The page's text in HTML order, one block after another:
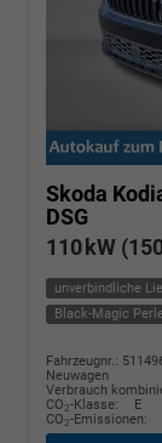
Skoda
DSG
110 kW
unverbindliche
Black-Magic
Fahrzeugnr.:
Neuwagen
Verbrauch
CO2-Klasse:
E
CO2-Emissionen: